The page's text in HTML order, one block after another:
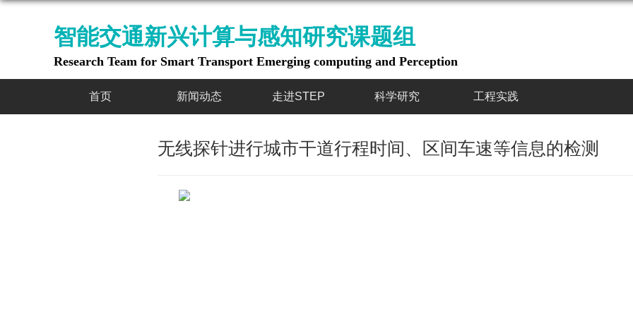
智能交通新兴计算与感知研究课题组
Research Team for Smart Transport Emerging computing and Perception
首页 新闻动态 走进STEP 科学研究 工程实践
无线探针进行城市干道行程时间、区间车速等信息的检测